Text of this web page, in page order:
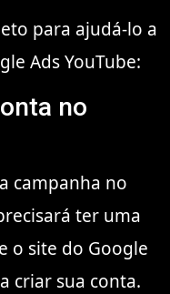
para ajudá-lo a
Ads YouTube:
no
campanha no
ter uma
o site do Google
criar sua conta.